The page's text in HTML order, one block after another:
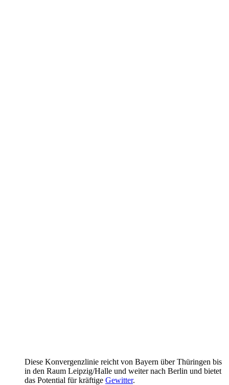
Diese Konvergenzlinie reicht von Bayern über Thüringen bis
in den Raum Leipzig/Halle und weiter nach Berlin und bietet
das Potential für kräftige Gewitter.